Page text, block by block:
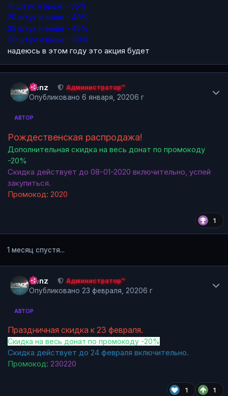
15 штук и выше - 35%
20 штук и выше - 40%
25 штук и выше - 45%
30 штук и выше - 50%
надеюсь в этом году это акция будет
Renz Администратор™
Опубликовано 6 января, 20206 г
АВТОР
Рождественская распродажа!
Дополнительная скидка на весь донат по промокоду
-20%
Скидка действует до 08-01-2020 включительно, успей
закупиться.
Промокод: 2020
1
1 месяц спустя...
Renz Администратор™
Опубликовано 23 февраля, 20206 г
АВТОР
Праздничная скидка к 23 февраля.
Скидка на весь донат по промокоду -20%
Скидка действует до 24 февраля включительно.
Промокод: 230220
1 1